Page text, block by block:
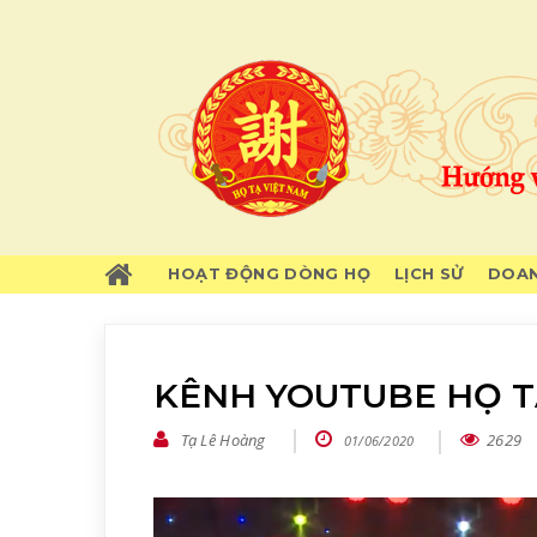
HOẠT ĐỘNG DÒNG HỌ LỊCH SỬ
KÊNH YOUTUBE HỌ
Tạ Lê Hoàng 01/06/2020 2629